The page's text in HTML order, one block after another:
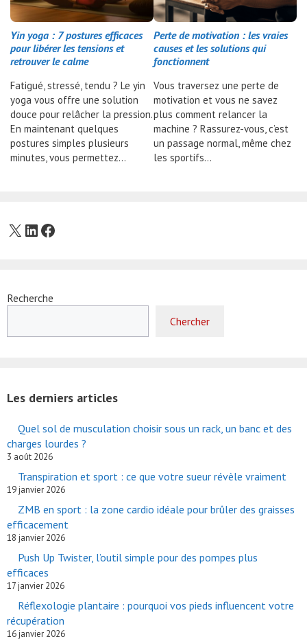
Yin yoga : 7 postures efficaces
pour libérer les tensions et
retrouver le calme
Fatigué, stressé, tendu ? Le yin
yoga vous offre une solution
douce pour relâcher la pression.
En maintenant quelques
postures simples plusieurs
minutes, vous permettez…
Perte de motivation : les vraies
causes et les solutions qui
fonctionnent
Vous traversez une perte de
motivation et vous ne savez
plus comment relancer la
machine ? Rassurez-vous, c’est
un passage normal, même chez
les sportifs…
X LinkedIn
Facebook
Recherche
Chercher
Les derniers articles
Quel sol de musculation choisir sous un rack, un banc et des
charges lourdes ?
3 août 2026
Transpiration et sport : ce que votre sueur révèle vraiment
19 janvier 2026
ZMB en sport : la zone cardio idéale pour brûler des graisses
efficacement
18 janvier 2026
Push Up Twister, l’outil simple pour des pompes plus
efficaces
17 janvier 2026
Réflexologie plantaire : pourquoi vos pieds influencent votre
récupération
16 janvier 2026